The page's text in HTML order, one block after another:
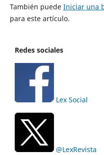
También puede Iniciar una
para este artículo.
Redes sociales
Lex Social
@LexRevista